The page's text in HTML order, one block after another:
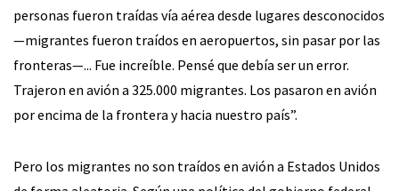
personas fueron traídas vía aérea desde lugares desconocidos
—migrantes fueron traídos en aeropuertos, sin pasar por las
fronteras—... Fue increíble. Pensé que debía ser un error.
Trajeron en avión a 325.000 migrantes. Los pasaron en avión
por encima de la frontera y hacia nuestro país”.
Pero los migrantes no son traídos en avión a Estados Unidos